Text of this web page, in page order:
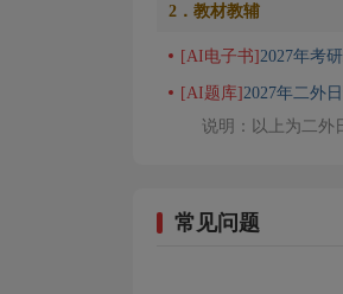
2．教材教辅
[AI电子书] 2027年考
[AI题库] 2027年二外
说明：以上为二外
常见问题